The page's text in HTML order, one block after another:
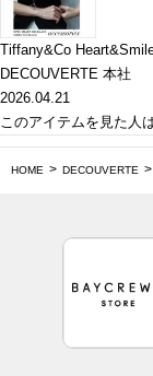
Tiffany&Co
DECOUVERTE 本社
2026.04.21
このアイテムを見た人
HOME DECOUVERTE